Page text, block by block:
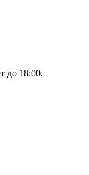
до 18:00.